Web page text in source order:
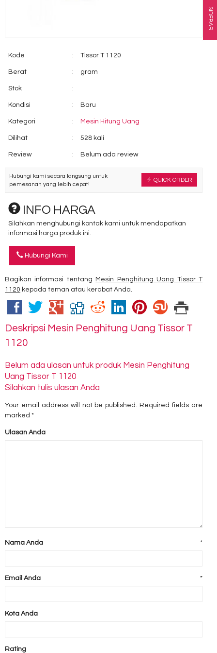
Kode : Tissor T 1120
Berat : gram
Stok :
Kondisi : Baru
Kategori : Mesin Hitung Uang
Dilihat : 528 kali
Review : Belum ada review
QUICK ORDER
Hubungi kami secara langsung untuk
pemesanan yang lebih cepat!
INFO HARGA
Silahkan menghubungi kontak kami untuk mendapatkan
informasi harga produk ini.
Hubungi Kami
Bagikan informasi tentangMesin Penghitung Uang Tissor T
1120 kepada teman atau kerabat Anda.
Deskripsi Mesin Penghitung Uang Tissor T
1120
Belum ada ulasan untuk produk Mesin Penghitung
Uang Tissor T 1120
Silahkan tulis ulasan Anda
Your email address will not be published.
Required fields are
marked *
Ulasan Anda
Nama Anda *
Email Anda *
Kota Anda
Rating
SIDEBAR